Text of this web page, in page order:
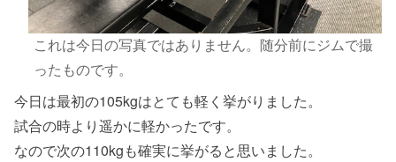
これは今日の写真ではありません。随分前にジムで撮
ったものです。
今日は最初の105kgはとても軽く挙がりました。
試合の時より遥かに軽かったです。
なので次の110kgも確実に挙がると思いました。